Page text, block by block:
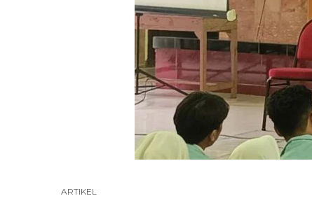
ARTIKEL